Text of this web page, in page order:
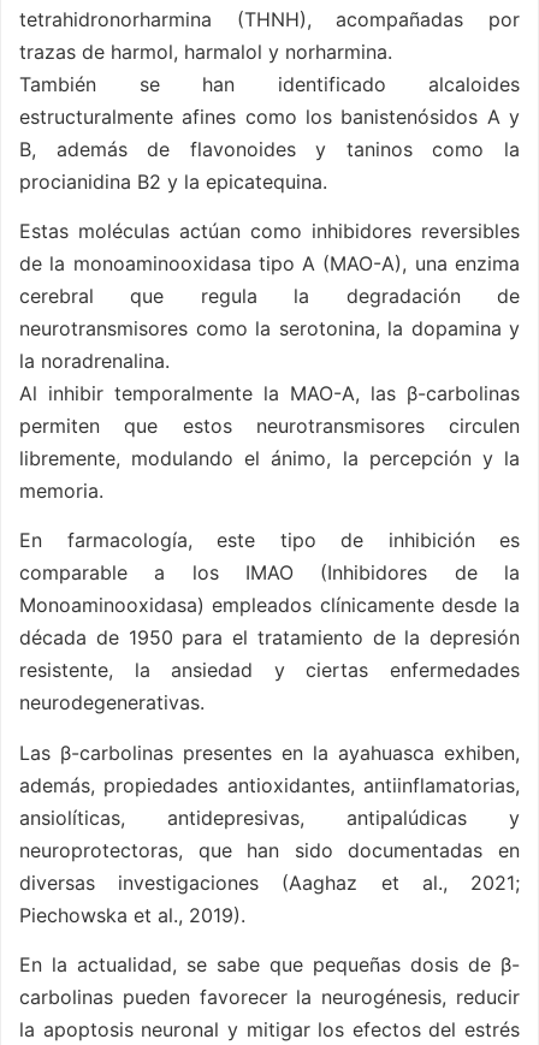
tetrahidronorharmina (THNH), acompañadas por
trazas de harmol, harmalol y norharmina.
También se han identificado alcaloides
estructuralmente afines como los banistenósidos A y
B, además de flavonoides y taninos como la
procianidina B2 y la epicatequina.
Estas moléculas actúan como inhibidores reversibles
de la monoaminooxidasa tipo A (MAO-A), una enzima
cerebral que regula la degradación de
neurotransmisores como la serotonina, la dopamina y
la noradrenalina.
Al inhibir temporalmente la MAO-A, las β-carbolinas
permiten que estos neurotransmisores circulen
libremente, modulando el ánimo, la percepción y la
memoria.
En farmacología, este tipo de inhibición es
comparable a los IMAO (Inhibidores de la
Monoaminooxidasa) empleados clínicamente desde la
década de 1950 para el tratamiento de la depresión
resistente, la ansiedad y ciertas enfermedades
neurodegenerativas.
Las β-carbolinas presentes en la ayahuasca exhiben,
además, propiedades antioxidantes, antiinflamatorias,
ansiolíticas, antidepresivas, antipalúdicas y
neuroprotectoras, que han sido documentadas en
diversas investigaciones (Aaghaz et al., 2021;
Piechowska et al., 2019).
En la actualidad, se sabe que pequeñas dosis de β-
carbolinas pueden favorecer la neurogénesis, reducir
la apoptosis neuronal y mitigar los efectos del estrés